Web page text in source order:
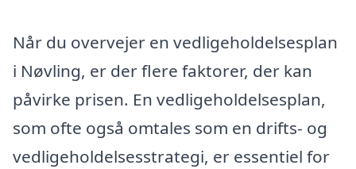
Når du overvejer en vedligeholdelsesplan
i Nøvling, er der flere faktorer, der kan
påvirke prisen. En vedligeholdelsesplan,
som ofte også omtales som en drifts- og
vedligeholdelsesstrategi, er essentiel for